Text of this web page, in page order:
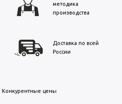
методика
производства
Доставка по всей
России
Конкурентные цены